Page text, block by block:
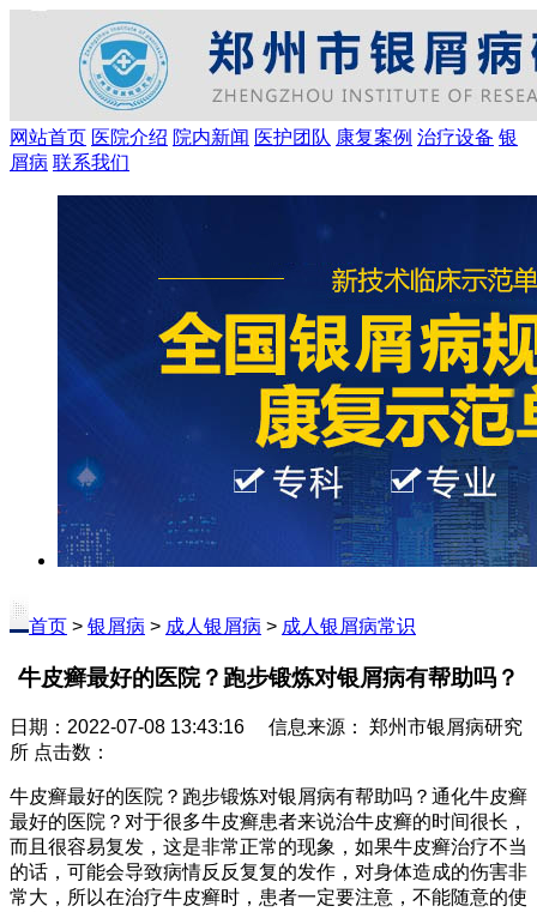
网站首页 医院介绍 院内新闻 医护团队 康复案例 治疗设备 银
屑病 联系我们
首页 > 银屑病 > 成人银屑病 > 成人银屑病常识
牛皮癣最好的医院？跑步锻炼对银屑病有帮助吗？
日期：2022-07-08 13:43:16 信息来源： 郑州市银屑病研究
所 点击数：
牛皮癣最好的医院？跑步锻炼对银屑病有帮助吗？通化牛皮癣
最好的医院？对于很多牛皮癣患者来说治牛皮癣的时间很长，
而且很容易复发，这是非常正常的现象，如果牛皮癣治疗不当
的话，可能会导致病情反反复复的发作，对身体造成的伤害非
常大，所以在治疗牛皮癣时，患者一定要注意，不能随意的使